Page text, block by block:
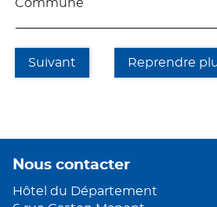
Commune
Suivant Reprendre
Nous contacter
Hôtel du Département